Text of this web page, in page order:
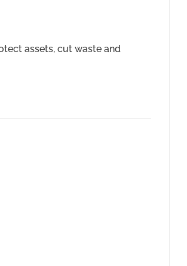
assets, cut waste and